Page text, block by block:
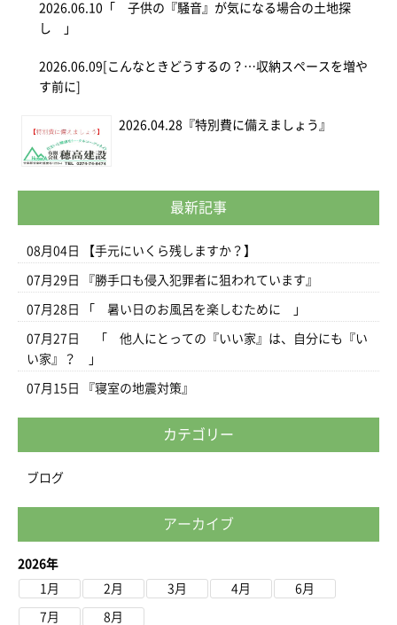
2026.06.10 「 子供の『騒音』が気になる場合の土地探
し 」
2026.06.09 [こんなときどうするの？…収納スペースを増や
す前に]
2026.04.28 『特別費に備えましょう』
最新記事
08月04日 【手元にいくら残しますか？】
07月29日 『勝手口も侵入犯罪者に狙われています』
07月28日 「 暑い日のお風呂を楽しむために 」
07月27日
「 他人にとっての『いい家』は、自分にも『い
い家』？ 」
07月15日 『寝室の地震対策』
カテゴリー
ブログ
アーカイブ
2026年
1月
2月 3月 4月 6月
7月 8月